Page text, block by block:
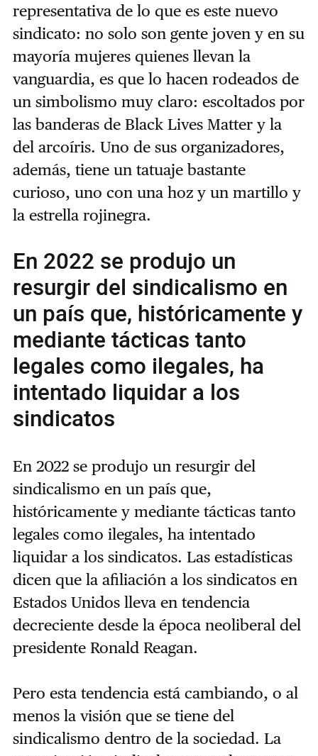
representativa de lo que es este nuevo
sindicato: no solo son gente joven y en su
mayoría mujeres quienes llevan la
vanguardia, es que lo hacen rodeados de
un simbolismo muy claro: escoltados por
las banderas de Black Lives Matter y la
del arcoíris. Uno de sus organizadores,
además, tiene un tatuaje bastante
curioso, uno con una hoz y un martillo y
la estrella rojinegra.
En 2022 se produjo un
resurgir del sindicalismo en
un país que, históricamente y
mediante tácticas tanto
legales como ilegales, ha
intentado liquidar a los
sindicatos
En 2022 se produjo un resurgir del
sindicalismo en un país que,
históricamente y mediante tácticas tanto
legales como ilegales, ha intentado
liquidar a los sindicatos. Las estadísticas
dicen que la afiliación a los sindicatos en
Estados Unidos lleva en tendencia
decreciente desde la época neoliberal del
presidente Ronald Reagan.
Pero esta tendencia está cambiando, o al
menos la visión que se tiene del
sindicalismo dentro de la sociedad. La